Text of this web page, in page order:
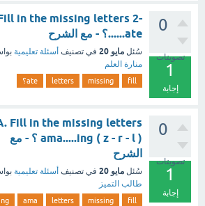
0
تصويتات
1
إجابة
in the missing letters 2-
......ate؟ - مع الشرح
سُئل مايو 20 في تصنيف أسئلة تعليمية
منارة العلم
fill
missing
letters ate؟
0
تصويتات
1
إجابة
Fill in the missing letters
ama.....ing ( z - r - l ) ؟ - مع
الشرح
سُئل مايو 20 في تصنيف أسئلة تعليمية
طالب التميز
fill
missing
letters
ama